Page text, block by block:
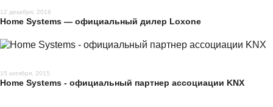
12 декабря, 2016
Home Systems — официальный дилер Loxone
15 октября, 2015
Home Systems - официальный партнер ассоциации KNX